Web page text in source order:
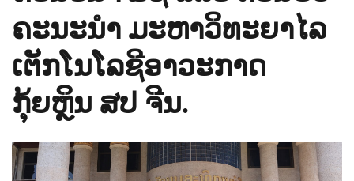
ຄະນະນໍາ ມະຫາວິທະຍາໄລ
ເຕັກໂນໂລຊີອາວະກາດ
ກຸ້ຍຫຼິນ ສປ ຈີນ.